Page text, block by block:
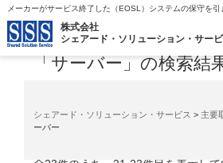
メーカーがサービス終了した（EOSL）システムの保守を引
株式会社
シェアード・ソリューション・サー
シェアード・ソリューション・サービス > 主要
ーバー
「サーバー」の検索結